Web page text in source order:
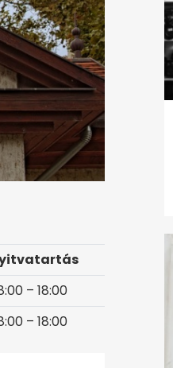
– 18:00
– 18:00